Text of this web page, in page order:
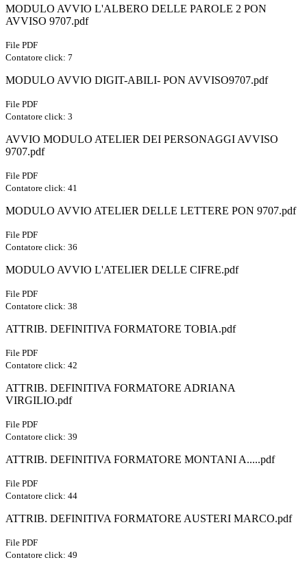
MODULO AVVIO L'ALBERO DELLE PAROLE 2 PON
AVVISO 9707.pdf
File PDF
Contatore click: 7
MODULO AVVIO DIGIT-ABILI- PON AVVISO9707.pdf
File PDF
Contatore click: 3
AVVIO MODULO ATELIER DEI PERSONAGGI AVVISO
9707.pdf
File PDF
Contatore click: 41
MODULO AVVIO ATELIER DELLE LETTERE PON 9707.pdf
File PDF
Contatore click: 36
MODULO AVVIO L'ATELIER DELLE CIFRE.pdf
File PDF
Contatore click: 38
ATTRIB. DEFINITIVA FORMATORE TOBIA.pdf
File PDF
Contatore click: 42
ATTRIB. DEFINITIVA FORMATORE ADRIANA
VIRGILIO.pdf
File PDF
Contatore click: 39
ATTRIB. DEFINITIVA FORMATORE MONTANI A.....pdf
File PDF
Contatore click: 44
ATTRIB. DEFINITIVA FORMATORE AUSTERI MARCO.pdf
File PDF
Contatore click: 49